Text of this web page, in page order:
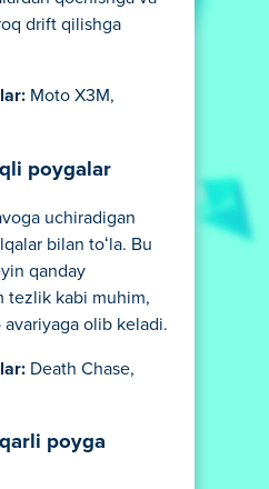
drift qilishga
Moto X3M,
poygalar
uchiradigan
bilan toʻla. Bu
qanday
tezlik kabi muhim,
olib keladi.
Death Chase,
poyga